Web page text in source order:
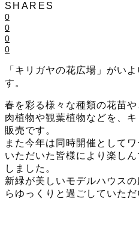
SHARES
0
0
0
0
「キリガヤの花広場」がい
す。
春を彩る様々な種類の花苗
肉植物や観葉植物などを、
販売です。
また今年は同時開催として
いただいた皆様により楽し
しました。
新緑が美しいモデルハウス
らゆっくりと過ごしていた